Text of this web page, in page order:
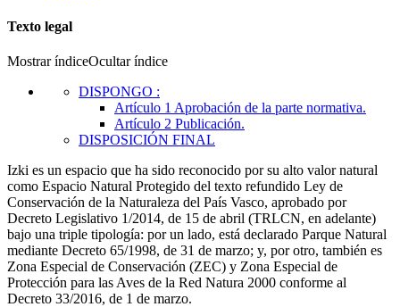
Texto legal
Mostrar índiceOcultar índice
DISPONGO :
Artículo 1 Aprobación de la parte normativa.
Artículo 2 Publicación.
DISPOSICIÓN FINAL
Izki es un espacio que ha sido reconocido por su alto valor natural
como Espacio Natural Protegido del texto refundido Ley de
Conservación de la Naturaleza del País Vasco, aprobado por
Decreto Legislativo 1/2014, de 15 de abril (TRLCN, en adelante)
bajo una triple tipología: por un lado, está declarado Parque Natural
mediante Decreto 65/1998, de 31 de marzo; y, por otro, también es
Zona Especial de Conservación (ZEC) y Zona Especial de
Protección para las Aves de la Red Natura 2000 conforme al
Decreto 33/2016, de 1 de marzo.